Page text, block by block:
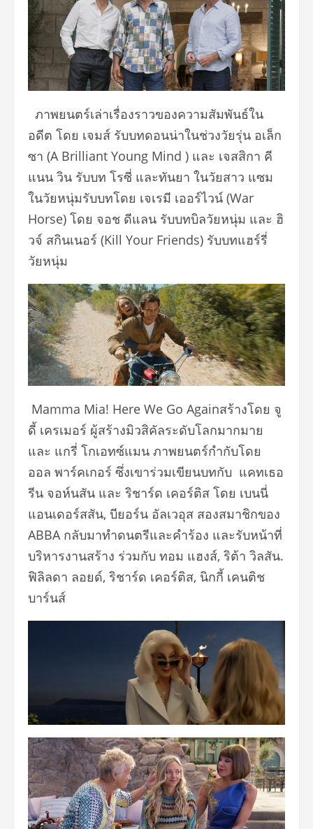
ภาพยนตร์เล่าเรื่องราวของความสัมพันธ์ใน
อดีต โดย เจมส์ รับบทดอนน่าในช่วงวัยรุ่น อเล็ก
ซา (A Brilliant Young Mind ) และ เจสสิกา คี
แนน วิน รับบท โรซี่ และทันยา ในวัยสาว แซม
ในวัยหนุ่มรับบทโดย เจเรมี เออร์ไวน์ (War
Horse) โดย จอช ดีแลน รับบทบิลวัยหนุ่ม และ ฮิ
วจ์ สกินเนอร์ (Kill Your Friends) รับบทแฮร์รี่
วัยหนุ่ม
Mamma Mia! Here We Go Againสร้างโดย จู
ดี้ เครเมอร์ ผู้สร้างมิวสิคัลระดับโลกมากมาย
และ แกรี่ โกเอทซ์แมน ภาพยนตร์กำกับโดย
ออล พาร์คเกอร์ ซึ่งเขาร่วมเขียนบทกับ แคทเธอ
รีน จอห์นสัน และ ริชาร์ด เคอร์ติส โดย เบนนี่
แอนเดอร์สสัน, บียอร์น อัลเวอุส สองสมาชิกของ
ABBA กลับมาทำดนตรีและคำร้อง และรับหน้าที่
บริหารงานสร้าง ร่วมกับ ทอม แฮงส์, ริต้า วิลสัน.
ฟิลิลดา ลอยด์, ริชาร์ด เคอร์ติส, นิกกี้ เคนติช
บาร์นส์